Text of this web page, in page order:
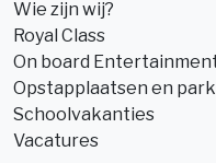
Wie zijn wij?
Royal Class
On board
Opstapplaatsen en
Schoolvakanties
Vacatures